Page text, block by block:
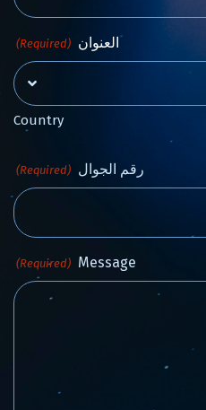
العنوان (Required)
Country
رقم الجوال (Required)
Message
(Required)